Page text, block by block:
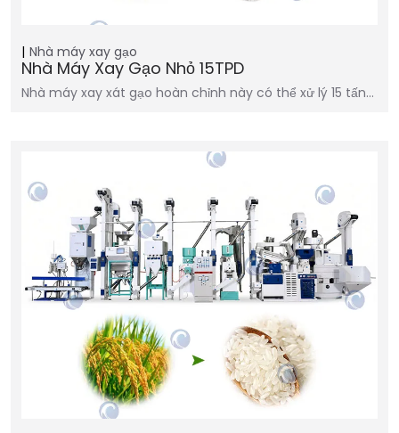
Nhà máy xay gạo
Nhà Máy Xay Gạo Nhỏ 15TPD
Nhà máy xay xát gạo hoàn chỉnh này có thể xử lý 15 tấn…